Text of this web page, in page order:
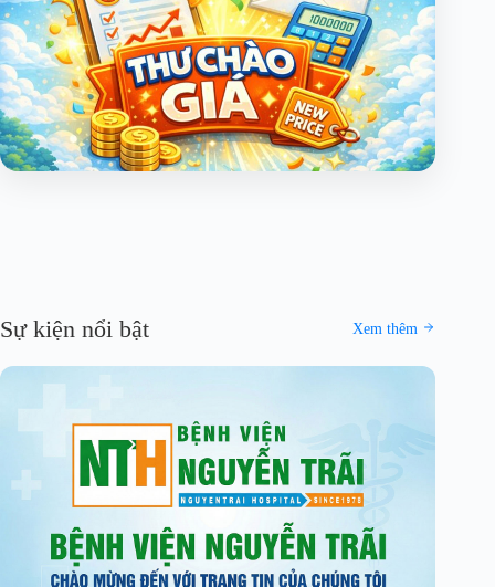
Sự kiện nổi bật Xem thêm